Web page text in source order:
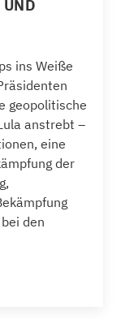
ins Weiße
geopolitische
anstrebt –
eine
der
den